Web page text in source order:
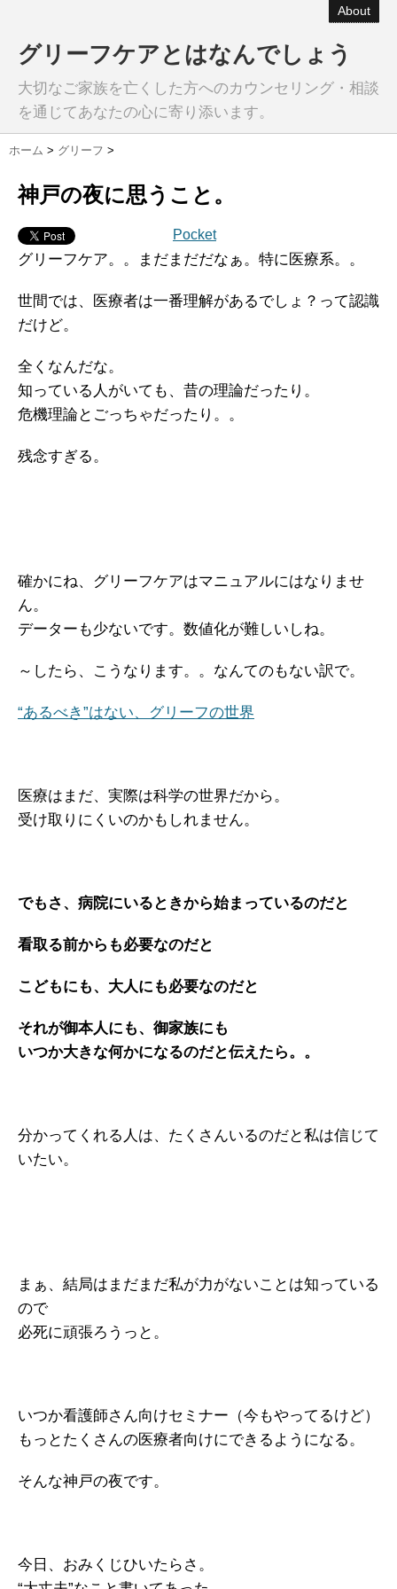
About
グリーフケアとはなんでしょう
大切なご家族を亡くした方へのカウンセリング・相談
を通じてあなたの心に寄り添います。
ホーム > グリーフ >
神戸の夜に思うこと。
Pocket
グリーフケア。。まだまだだなぁ。特に医療系。。
世間では、医療者は一番理解があるでしょ？って認識
だけど。
全くなんだな。
知っている人がいても、昔の理論だったり。
危機理論とごっちゃだったり。。
残念すぎる。
確かにね、グリーフケアはマニュアルにはなりませ
ん。
データーも少ないです。数値化が難しいしね。
～したら、こうなります。。なんてのもない訳で。
“あるべき”はない、グリーフの世界
医療はまだ、実際は科学の世界だから。
受け取りにくいのかもしれません。
でもさ、病院にいるときから始まっているのだと
看取る前からも必要なのだと
こどもにも、大人にも必要なのだと
それが御本人にも、御家族にも
いつか大きな何かになるのだと伝えたら。。
分かってくれる人は、たくさんいるのだと私は信じて
いたい。
まぁ、結局はまだまだ私が力がないことは知っている
ので
必死に頑張ろうっと。
いつか看護師さん向けセミナー（今もやってるけど）
もっとたくさんの医療者向けにできるようになる。
そんな神戸の夜です。
今日、おみくじひいたらさ。